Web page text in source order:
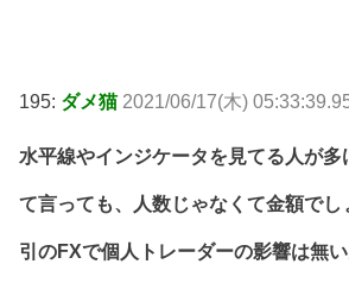
195: ダメ猫 2021/06/17(木)
水平線やインジケータを見てる人が多
て言っても、人数じゃなくて金額でし
引のFXで個人トレーダーの影響は無